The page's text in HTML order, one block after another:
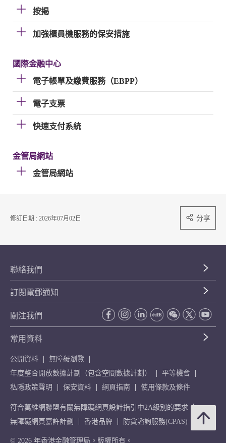
按揭
加強櫃員機服務的保安措施
國際金融中心
電子帳單及繳費服務（EBPP）
電子支票
快速支付系統
金管局網站
金管局網站
修訂日期 : 2026年07月02日 分享
聯絡我們
訂閱電郵通知
關注我們
常用資料
公開資料
無障礙瀏覽
年度整合開放數據計劃（包含空間數據計劃）
平等機會
私隱政策聲明
保安資料 網頁指南 使用條款及條件
符合萬維網聯盟有關無障礙網頁設計指引中2A級別的要求
無障礙網頁嘉許計劃
香港品牌 防貪諮詢服務(CPAS)
© 2026 年香港金融管理局。版權所有。